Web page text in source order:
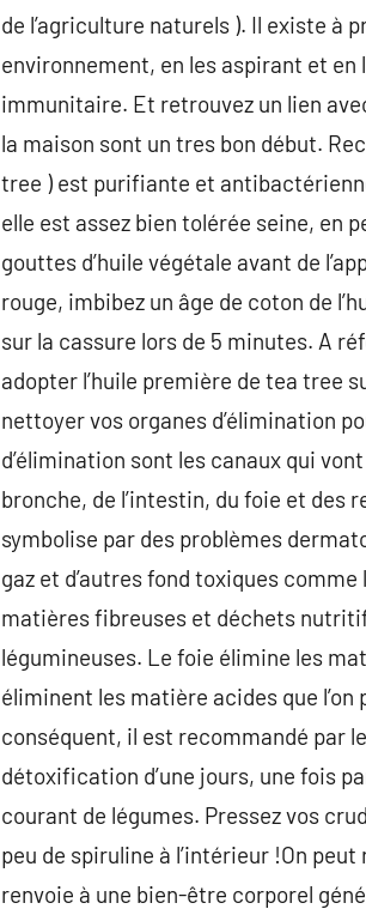
de l’agriculture naturels ). Il existe à
environnement, en les aspirant et
immunitaire. Et retrouvez un lien
la maison sont un tres bon début.
tree ) est purifiante et
elle est assez bien tolérée seine, en
gouttes d’huile végétale avant de
rouge, imbibez un âge de coton de
sur la cassure lors de 5 minutes. A
adopter l’huile première de tea tree
nettoyer vos organes d’élimination
d’élimination sont les canaux qui
bronche, de l’intestin, du foie et des
symbolise par des problèmes
gaz et d’autres fond toxiques comme
matières fibreuses et déchets
légumineuses. Le foie élimine les
éliminent les matière acides que
conséquent, il est recommandé par
détoxification d’une jours, une fois
courant de légumes. Pressez vos
peu de spiruline à l’intérieur !On
renvoie à une bien-être corporel